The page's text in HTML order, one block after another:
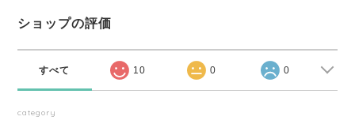
ショップの評価
すべて 10 0 0
category